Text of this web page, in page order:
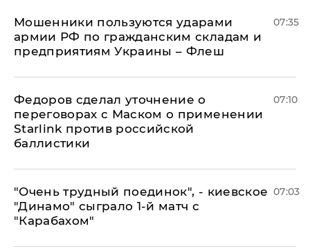
Мошенники пользуются ударами
армии РФ по гражданским складам и
предприятиям Украины – Флеш
07:35
Федоров сделал уточнение о
переговорах с Маском о применении
Starlink против российской
баллистики
07:10
"Очень трудный поединок", - киевское
"Динамо" сыграло 1-й матч с
"Карабахом"
07:03